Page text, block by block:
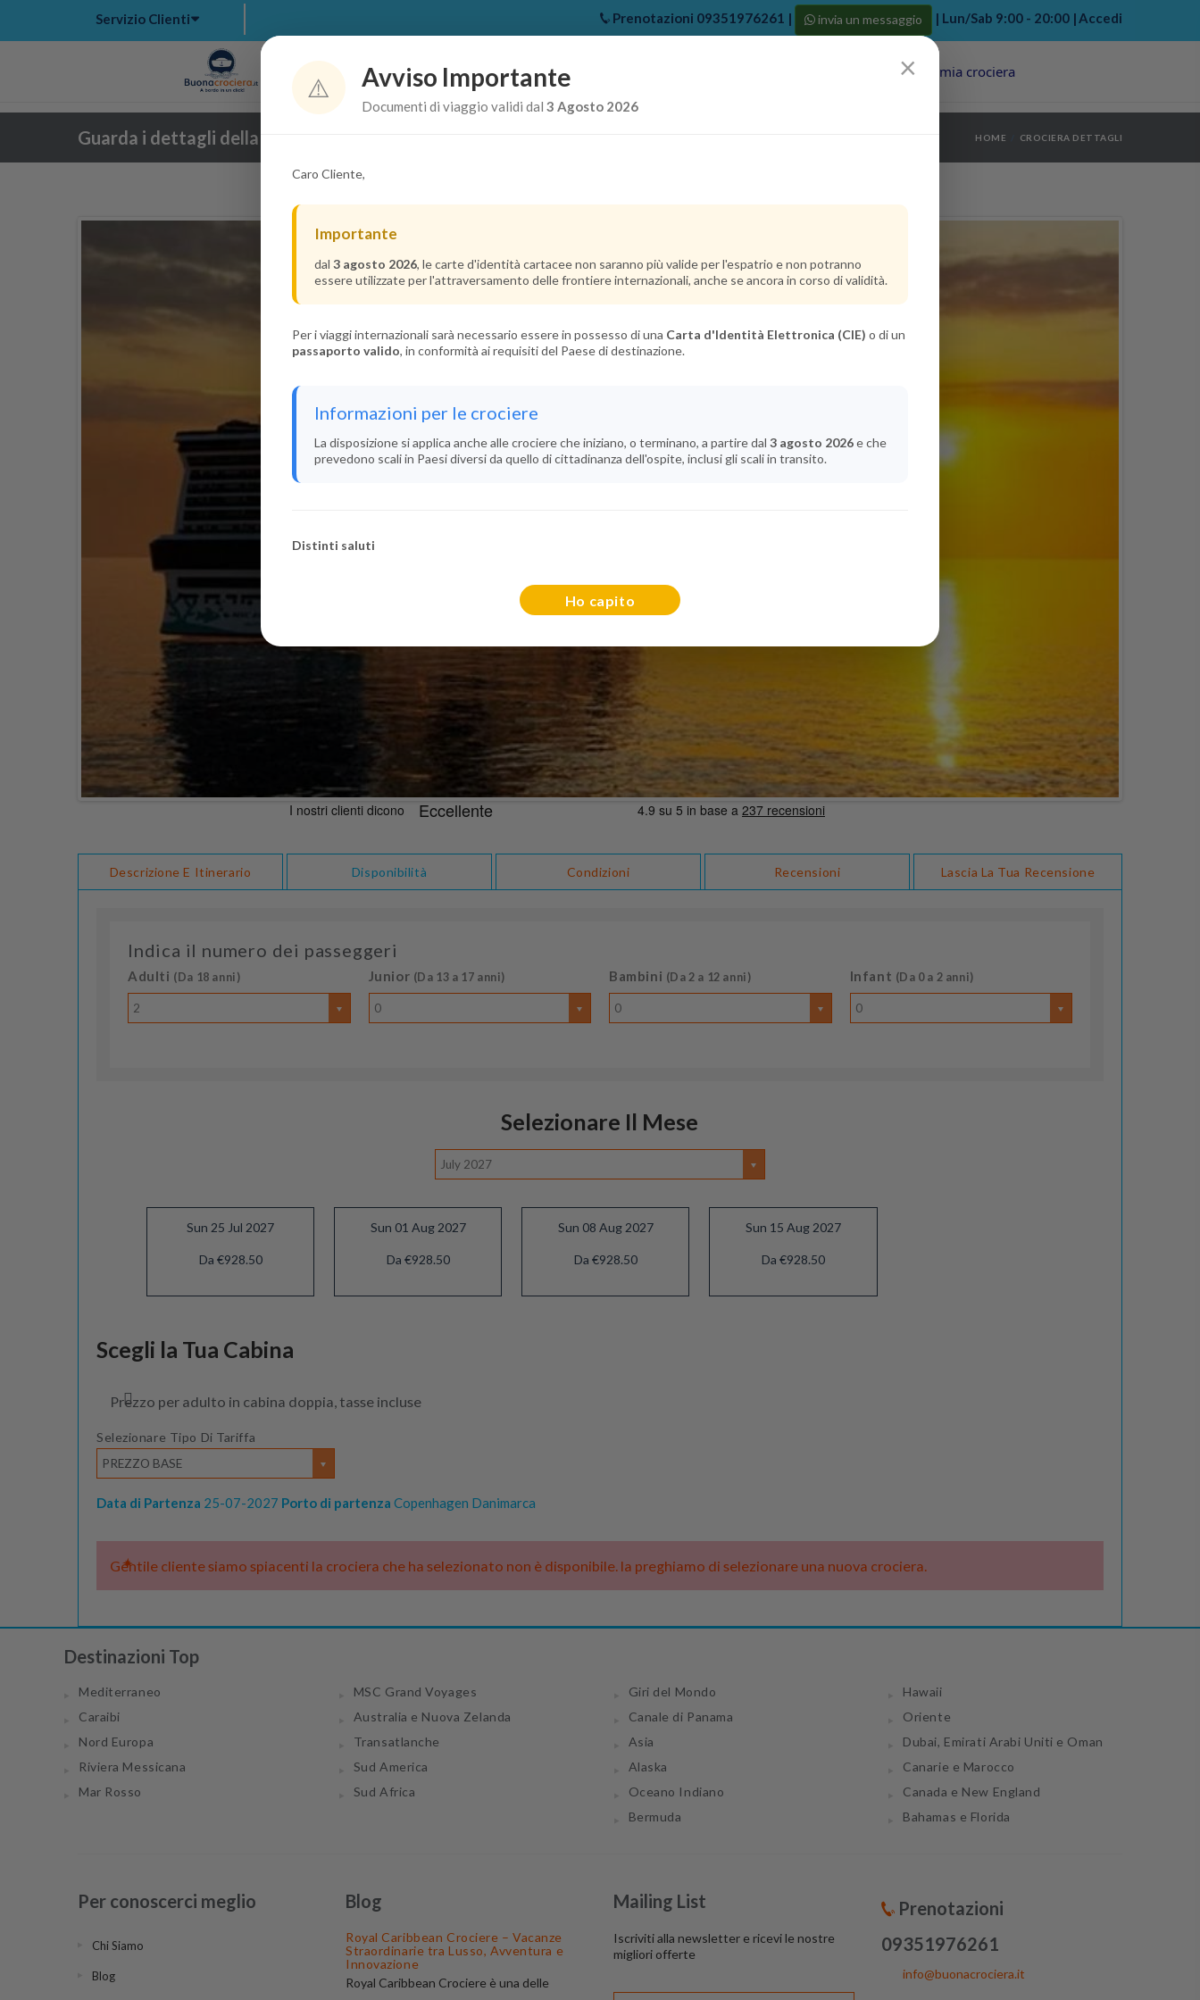
>
>
Servizio Clienti Prenotazioni 09351976261 | invia un messaggio | Lun/Sab 9:00 - 20:00 |Accedi
Home Chi Siamo Offerte Crociere Last Minute La mia crociera
Guarda i dettagli della crociera HOME CROCIERA DETTAGLI
Descrizione E Itinerario Disponibilità Condizioni Recensioni Lascia La Tua Recensione
Indica il numero dei passeggeri
Adulti (Da 18 anni)
2
Junior (Da 13 a 17 anni)
0
Bambini (Da 2 a 12 anni)
0
Infant (Da 0 a 2 anni)
0
Selezionare Il Mese
July 2027
Sun 25 Jul 2027
Da €928.50
Sun 01 Aug 2027
Da €928.50
Sun 08 Aug 2027
Da €928.50
Sun 15 Aug 2027
Da €928.50
Scegli la Tua Cabina
Prezzo per adulto in cabina doppia, tasse incluse
Selezionare Tipo Di Tariffa
PREZZO BASE
Data di Partenza 25-07-2027 Porto di partenza Copenhagen Danimarca
Gentile cliente siamo spiacenti la crociera che ha selezionato non è disponibile. la preghiamo di selezionare una nuova crociera.
Destinazioni Top
Mediterraneo
Caraibi
Nord Europa
Riviera Messicana
Mar Rosso
MSC Grand Voyages
Australia e Nuova Zelanda
Transatlanche
Sud America
Sud Africa
Giri del Mondo
Canale di Panama
Asia
Alaska
Oceano Indiano
Bermuda
Hawaii
Oriente
Dubai, Emirati Arabi Uniti e Oman
Canarie e Marocco
Canada e New England
Bahamas e Florida
Per conoscerci meglio
Chi Siamo
Blog
Blog
Royal Caribbean Crociere – Vacanze
Straordinarie tra Lusso, Avventura e
Innovazione
Royal Caribbean Crociere è una delle
Mailing List
Iscriviti alla newsletter e ricevi le nostre
migliori offerte
Prenotazioni
09351976261
info@buonacrociera.it
×
⚠️ Avviso Importante
Documenti di viaggio validi dal 3 Agosto 2026
Caro Cliente,
Importante
dal 3 agosto 2026, le carte d'identità cartacee non saranno più valide per l'espatrio e non potranno
essere utilizzate per l'attraversamento delle frontiere internazionali, anche se ancora in corso di validità.
Per i viaggi internazionali sarà necessario essere in possesso di una Carta d'Identità Elettronica (CIE) o di un
passaporto valido, in conformità ai requisiti del Paese di destinazione.
Informazioni per le crociere
La disposizione si applica anche alle crociere che iniziano, o terminano, a partire dal 3 agosto 2026e che
prevedono scali in Paesi diversi da quello di cittadinanza dell'ospite, inclusi gli scali in transito.
Distinti saluti
Ho capito